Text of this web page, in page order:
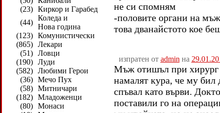
(23) Киркор и Гарабед
(44)
Коледа и
Нова година
(123) Комунистически
(865) Лекари
(51) Ловци
(190) Луди
(582) Любими Герои
(36) Мечо Пух
(58) Митничари
(182) Младоженци
(80) Монаси
не си спомням
-половите органи на
това дванайстото кое
изпратен от admin на
Мъж отишъл при хирург
намалят кура, че му бил
спъвал като върви.
поставили го на